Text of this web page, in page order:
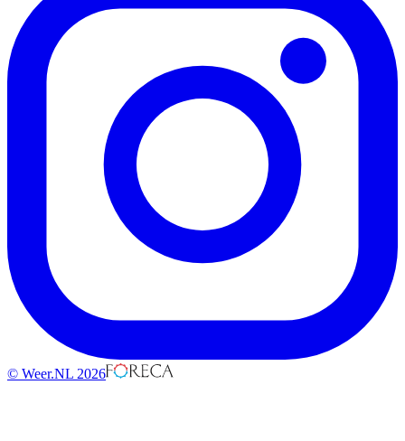
© Weer.NL 2026